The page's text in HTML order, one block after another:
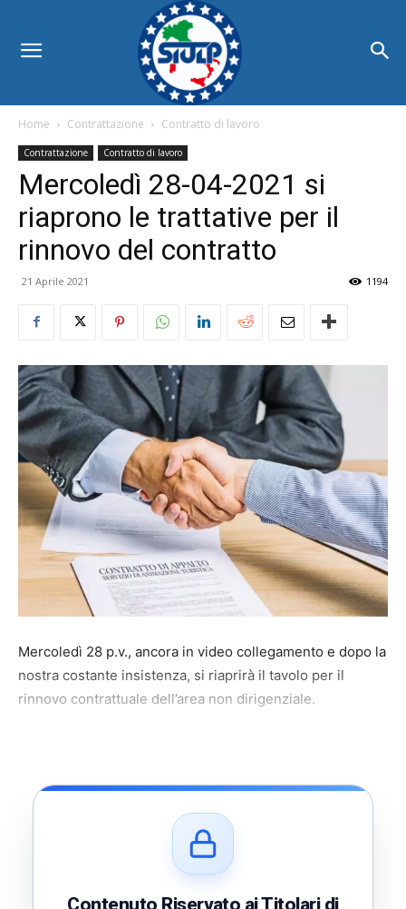
Home Contrattazione Contratto di lavoro
Contrattazione Contratto di lavoro
Mercoledì 28-04-2021 si
riaprono le trattative per il
rinnovo del contratto
21 Aprile 2021 1194
Mercoledì 28 p.v., ancora in video collegamento e dopo la
nostra costante insistenza, si riaprirà il tavolo per il
rinnovo contrattuale dell’area non dirigenziale.
Contenuto Riservato ai Titolari di